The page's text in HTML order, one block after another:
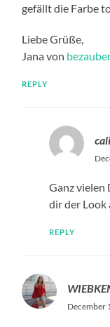
gefällt die Farbe
Liebe Grüße,
Jana von
REPLY
Ganz vielen
dir der Look
REPLY
December